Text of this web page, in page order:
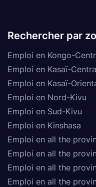
Rechercher par
Emploi en Kongo-
Emploi en Kasaï-
Emploi en Kasaï-
Emploi en Nord-Kivu
Emploi en Sud-Kivu
Emploi en Kinshasa
Emploi en all the
Emploi en all the
Emploi en all the
Emploi en all the